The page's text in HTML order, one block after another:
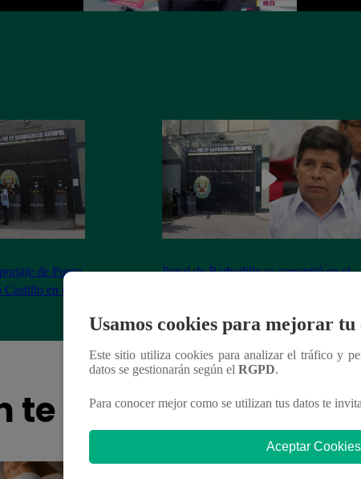
de Punto
en el
Penal de Barbadillo se convirtió en el
te puede interesar
Usamos cookies para mejorar tu
Este sitio utiliza cookies para analizar el tráfico y
datos se gestionarán según el RGPD.
Para conocer mejor como se utilizan tus datos te
Aceptar Cookies